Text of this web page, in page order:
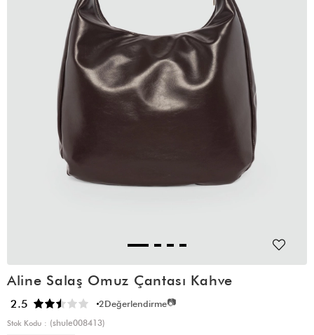
Aline Salaş Omuz Çantası Kahve
2.5 2Değerlendirme📷
Stok Kodu
(shule008413)